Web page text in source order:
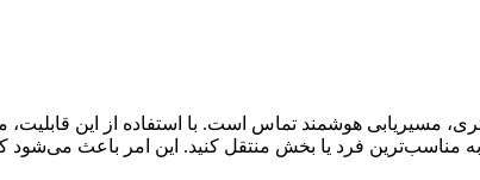
مسیریابی هوشمند تماس است. با استفاده از این
به مناسب‌ترین فرد یا بخش منتقل کنید. این امر باعث